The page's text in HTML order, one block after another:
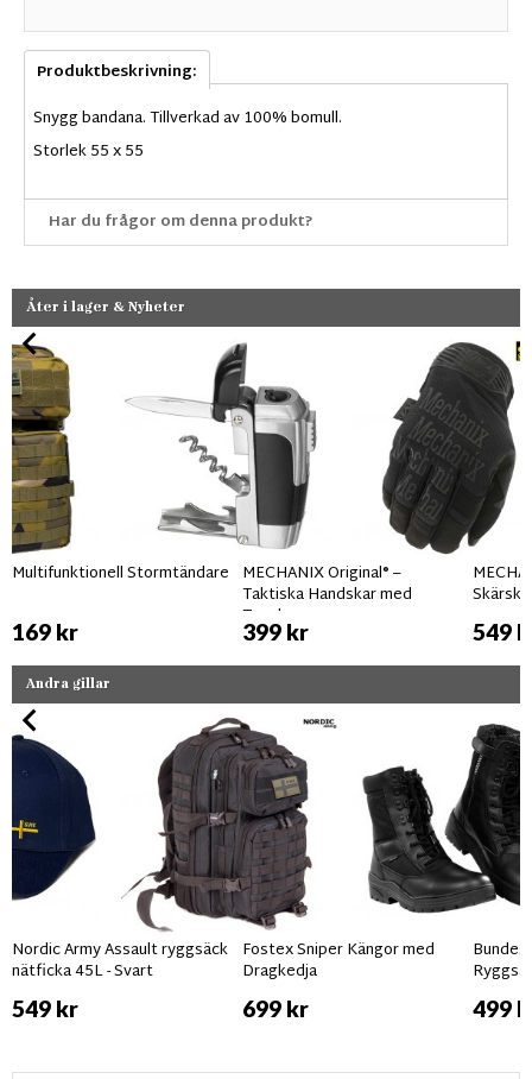
Produktbeskrivning:
Snygg bandana. Tillverkad av 100% bomull.
Storlek 55 x 55
Har du frågor om denna produkt?
Åter i lager & Nyheter
Multifunktionell Stormtändare
169 kr
MECHANIX Original® –
Taktiska Handskar med
Touchscreen
399 kr 549
Andra gillar
Nordic Army Assault ryggsäck
nätficka 45L - Svart
549 kr
Fostex Sniper Kängor med
Dragkedja
699 kr
camo
499